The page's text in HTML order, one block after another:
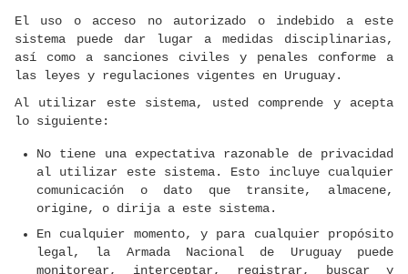
El uso o acceso no autorizado o indebido a este
sistema puede dar lugar a medidas disciplinarias,
así como a sanciones civiles y penales conforme a
las leyes y regulaciones vigentes en Uruguay.
Al utilizar este sistema, usted comprende y acepta
lo siguiente:
No tiene una expectativa razonable de privacidad
al utilizar este sistema. Esto incluye cualquier
comunicación o dato que transite, almacene,
origine, o dirija a este sistema.
En cualquier momento, y para cualquier propósito
legal, la Armada Nacional de Uruguay puede
monitorear, interceptar, registrar, buscar y